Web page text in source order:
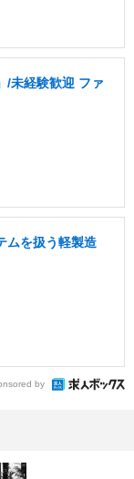
/未経験歓迎 ファ
ムを扱う軽製造
by